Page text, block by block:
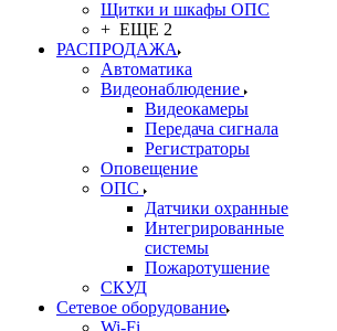
Щитки и шкафы ОПС
+ ЕЩЕ 2
РАСПРОДАЖА
Автоматика
Видеонаблюдение
Видеокамеры
Передача сигнала
Регистраторы
Оповещение
ОПС
Датчики охранные
Интегрированные
системы
Пожаротушение
СКУД
Сетевое оборудование
Wi-Fi